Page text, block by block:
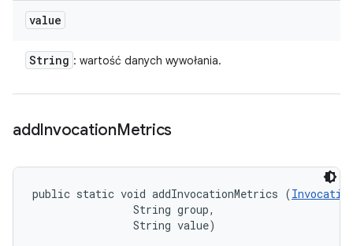
value
String : wartość danych wywołania.
addInvocationMetrics
public static void addInvocationMetrics (
                String group,
                String value)